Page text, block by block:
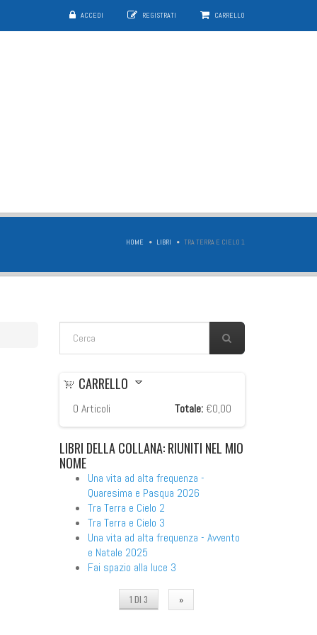
ACCEDI REGISTRATI CARRELLO
HOME LIBRI TRA TERRA E CIELO 1
FORM DI RICERCA
CARRELLO
0 Articoli Totale: €0,00
LIBRI DELLA COLLANA: RIUNITI NEL MIO
NOME
Una vita ad alta frequenza -
Quaresima e Pasqua 2026
Tra Terra e Cielo 2
Tra Terra e Cielo 3
Una vita ad alta frequenza - Avvento
e Natale 2025
Fai spazio alla luce 3
1 DI 3 »